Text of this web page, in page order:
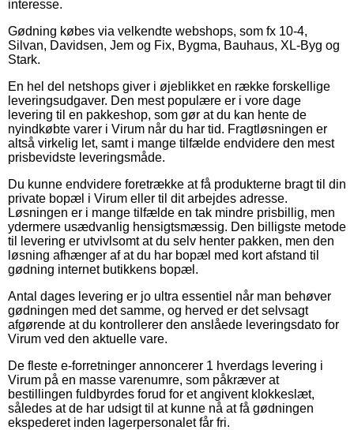
interesse.
Gødning købes via velkendte webshops, som fx 10-4,
Silvan, Davidsen, Jem og Fix, Bygma, Bauhaus, XL-Byg og
Stark.
En hel del netshops giver i øjeblikket en række forskellige
leveringsudgaver. Den mest populære er i vore dage
levering til en pakkeshop, som gør at du kan hente de
nyindkøbte varer i Virum når du har tid. Fragtløsningen er
altså virkelig let, samt i mange tilfælde endvidere den mest
prisbevidste leveringsmåde.
Du kunne endvidere foretrække at få produkterne bragt til din
private bopæl i Virum eller til dit arbejdes adresse.
Løsningen er i mange tilfælde en tak mindre prisbillig, men
ydermere usædvanlig hensigtsmæssig. Den billigste metode
til levering er utvivlsomt at du selv henter pakken, men den
løsning afhænger af at du har bopæl med kort afstand til
gødning internet butikkens bopæl.
Antal dages levering er jo ultra essentiel når man behøver
gødningen med det samme, og herved er det selvsagt
afgørende at du kontrollerer den anslåede leveringsdato for
Virum ved den aktuelle vare.
De fleste e-forretninger annoncerer 1 hverdags levering i
Virum på en masse varenumre, som påkræver at
bestillingen fuldbyrdes forud for et angivent klokkeslæt,
således at de har udsigt til at kunne nå at få gødningen
ekspederet inden lagerpersonalet får fri.